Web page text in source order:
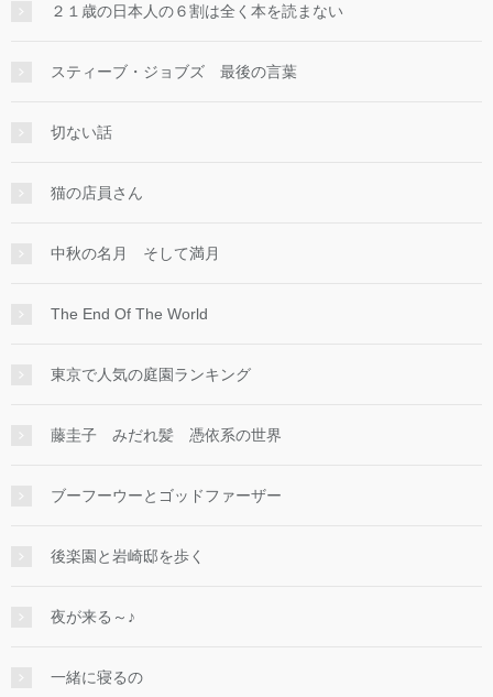
２１歳の日本人の６割は全く本を読まない
スティーブ・ジョブズ 最後の言葉
切ない話
猫の店員さん
中秋の名月 そして満月
The End Of The World
東京で人気の庭園ランキング
藤圭子 みだれ髪 憑依系の世界
ブーフーウーとゴッドファーザー
後楽園と岩崎邸を歩く
夜が来る～♪
一緒に寝るの